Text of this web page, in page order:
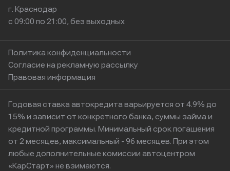
г. Краснодар
с 09:00 по 21:00, без выходных
Политика конфиденциальности
Согласие на рекламную рассылку
Правовая информация
Годовая ставка автокредита варьируется от 4.9% до
15% и зависит от конкретного банка, суммы займа и
кредитной программы. Минимальный срок погашения
от 2 месяцев, максимальный - 96 месяцев. При этом
любые дополнительные комиссии автоцентром
«КарСтарт» не взимаются.